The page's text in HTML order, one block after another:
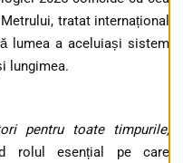
tratat internațional
lumea a aceluiași sistem
lungimea.
pentru toate timpurile,
rolul esențial pe care